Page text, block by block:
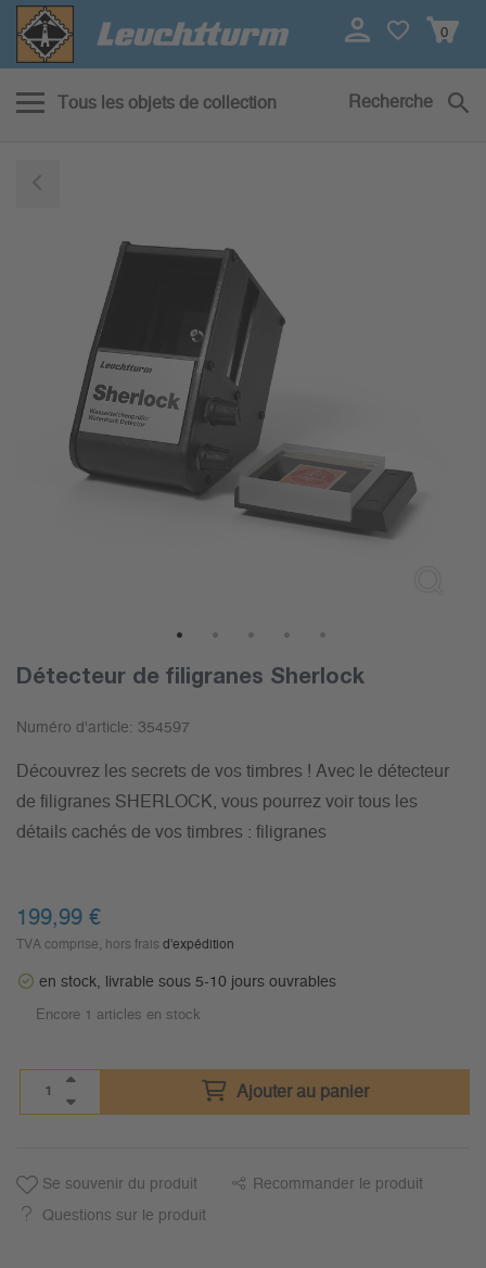
0
Tous les objets de collection Recherche
Détecteur de filigranes Sherlock
Numéro d'article: 354597
Découvrez les secrets de vos timbres ! Avec le détecteur
de filigranes SHERLOCK, vous pourrez voir tous les
détails cachés de vos timbres : filigranes
199,99 €
TVA comprise, hors frais d'expédition
en stock, livrable sous 5-10 jours ouvrables
Encore 1 articles en stock
Ajouter au panier
Se souvenir du produit Recommander le produit
Questions sur le produit